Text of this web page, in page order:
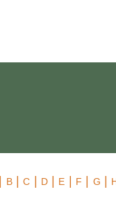
B|C D E F G